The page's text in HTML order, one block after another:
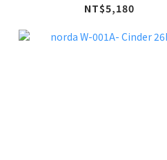
NT$5,180